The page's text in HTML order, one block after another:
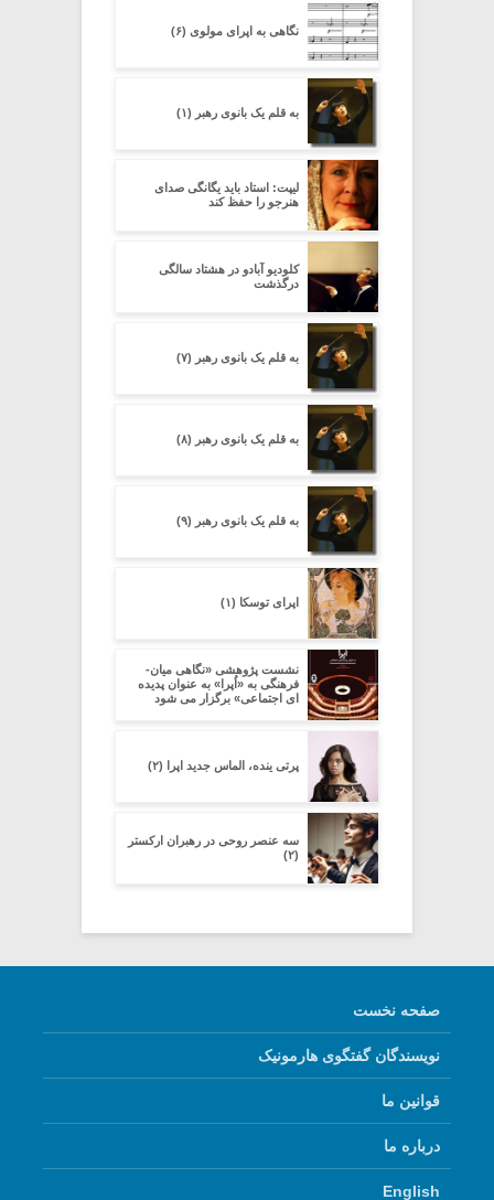
نگاهی به اپرای مولوی (۶)
به قلم یک بانوی رهبر (۱)
لیپت: استاد باید یگانگی صدای
هنرجو را حفظ کند
کلودیو آبادو در هشتاد سالگی
درگذشت
به قلم یک بانوی رهبر (۷)
به قلم یک بانوی رهبر (۸)
به قلم یک بانوی رهبر (۹)
اپرای توسکا (۱)
نشست پژوهشی «نگاهی میان-
فرهنگی به «اُپرا» به عنوان پدیده
ای اجتماعی» برگزار می شود
پرتی ینده، الماس جدید اپرا (۲)
سه عنصر روحی در رهبران ارکستر
(۲)
صفحه نخست
نویسندگان گفتگوی هارمونیک
قوانین ما
درباره ما
English